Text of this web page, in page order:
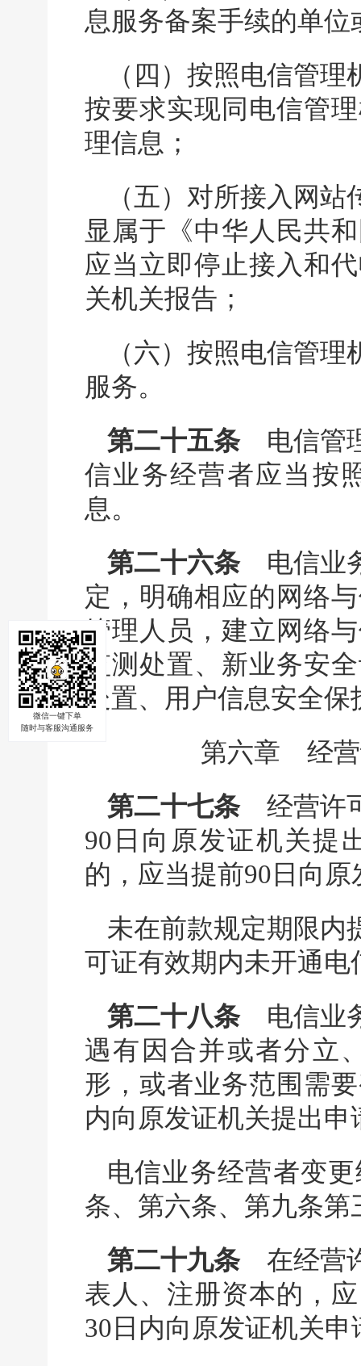
息服务备案手续的单
（四）按照电信管
按要求实现同电信管
理信息；
（五）对所接入网
显属于《中华人民共
应当立即停止接入和
关机关报告；
（六）按照电信管
服务。
第二十五条电信管理
信业务经营者应当按
息。
第二十六条电信业务
定，明确相应的网络
管理人员，建立网络
监测处置、新业务安
处置、用户信息安全
第六章 经营
第二十七条经营许可
90日向原发证机关提
的，应当提前90日向
未在前款规定期限内
可证有效期内未开通
第二十八条电信业务
遇有因合并或者分立
形，或者业务范围需
内向原发证机关提出申
电信业务经营者变
条、第六条、第九条
第二十九条在经营许
表人、注册资本的，
30日内向原发证机关
微信一键下单
随时与客服沟通服务